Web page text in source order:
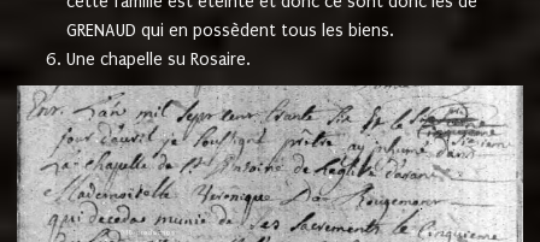
GRENAUD qui en possèdent tous les biens.
Une chapelle su Rosaire.